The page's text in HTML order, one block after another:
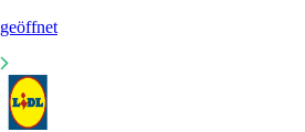
geöffnet